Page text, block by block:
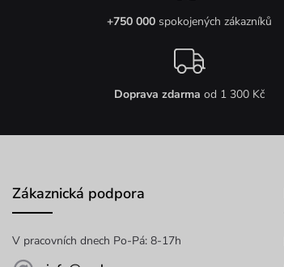
+750 000spokojených zákazníků
Doprava zdarma od 1 300 Kč
Zákaznická podpora
V pracovních dnech Po-Pá: 8-17h